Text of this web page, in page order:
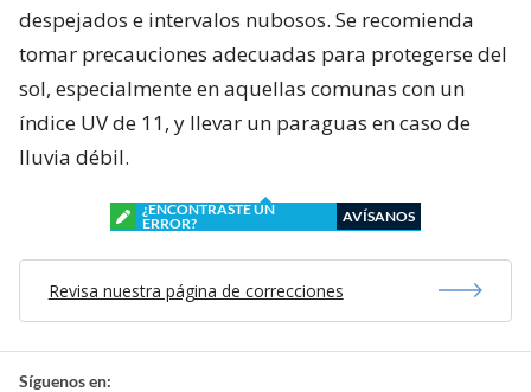
despejados e intervalos nubosos. Se recomienda
tomar precauciones adecuadas para protegerse del
sol, especialmente en aquellas comunas con un
índice UV de 11, y llevar un paraguas en caso de
lluvia débil.
¿ENCONTRASTE UN
ERROR?
AVÍSANOS
Revisa nuestra página de correcciones
Síguenos en: